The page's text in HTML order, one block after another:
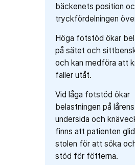
bäckenets position
tryckfördelningen
Höga fotstöd ökar
på sätet och
och kan medföra att
faller utåt.
Vid låga fotstöd ökar
belastningen på lårens
undersida och
finns att patienten
stolen för att söka
stöd för fötterna.